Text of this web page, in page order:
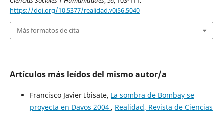
https://doi.org/10.5377/realidad.v0i56.5040
Más formatos de cita
Artículos más leídos del mismo autor/a
Francisco Javier Ibisate, La sombra de Bombay se
proyecta en Davos 2004 , Realidad, Revista de Ciencias